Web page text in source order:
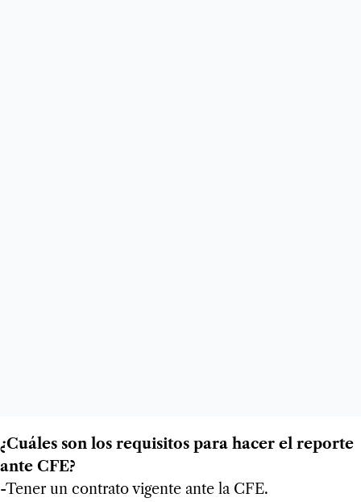
¿Cuáles son los requisitos para hacer el reporte
ante CFE?
-Tener un contrato vigente ante la CFE.